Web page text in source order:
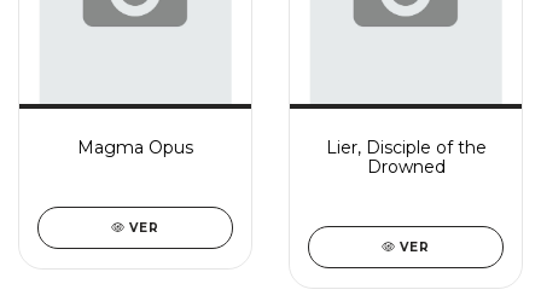
Magma Opus
VER
Lier, Disciple of the
Drowned
VER